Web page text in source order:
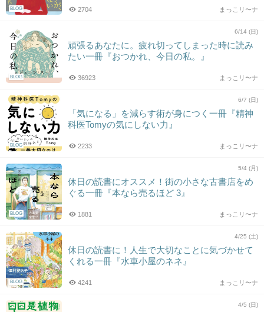
BLOG まっこリ〜ナ
2704
BLOG
6/14 (日)
頑張るあなたに。疲れ切ってしまった時に読み
たい一冊『おつかれ、今日の私。』
まっこリ〜ナ
36923
BLOG
6/7 (日)
「気になる」を減らす術が身につく一冊『精神
科医Tomyの気にしない力』
まっこリ〜ナ
2233
BLOG
5/4 (月)
休日の読書にオススメ！街の小さな古書店をめ
ぐる一冊『本なら売るほど 3』
まっこリ〜ナ
1881
BLOG
4/25 (土)
休日の読書に！人生で大切なことに気づかせて
くれる一冊『水車小屋のネネ』
まっこリ〜ナ
4241
4/5 (日)